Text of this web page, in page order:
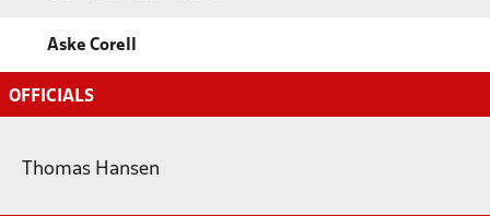
Aske Corell
OFFICIALS
Thomas Hansen